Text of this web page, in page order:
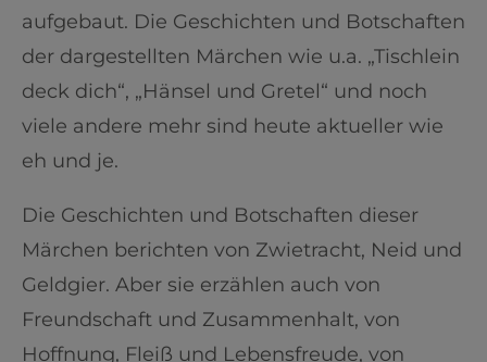
aufgebaut. Die Geschichten und Botschaften
der dargestellten Märchen wie u.a. „Tischlein
deck dich“, „Hänsel und Gretel“ und noch
viele andere mehr sind heute aktueller wie
eh und je.
Die Geschichten und Botschaften dieser
Märchen berichten von Zwietracht, Neid und
Geldgier. Aber sie erzählen auch von
Freundschaft und Zusammenhalt, von
Hoffnung, Fleiß und Lebensfreude, von